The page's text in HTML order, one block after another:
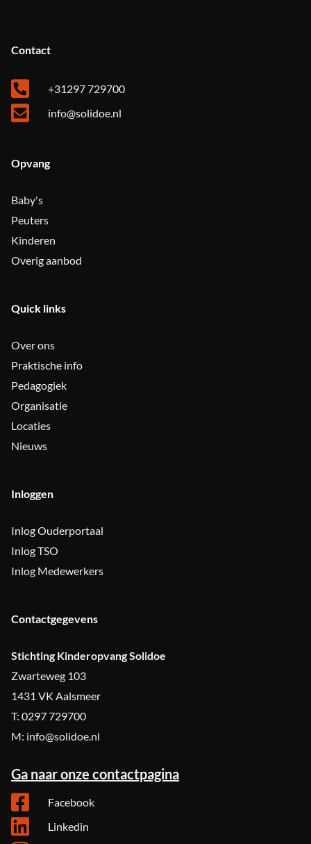
Contact
+31297 729700
info@solidoe.nl
Opvang
Baby's
Peuters
Kinderen
Overig aanbod
Quick links
Over ons
Praktische info
Pedagogiek
Organisatie
Locaties
Nieuws
Inloggen
Inlog Ouderportaal
Inlog TSO
Inlog Medewerkers
Contactgegevens
Stichting Kinderopvang Solidoe
Zwarteweg 103
1431 VK Aalsmeer
T: 0297 729700
M: info@solidoe.nl
Ga naar onze contactpagina
Facebook
Linkedin